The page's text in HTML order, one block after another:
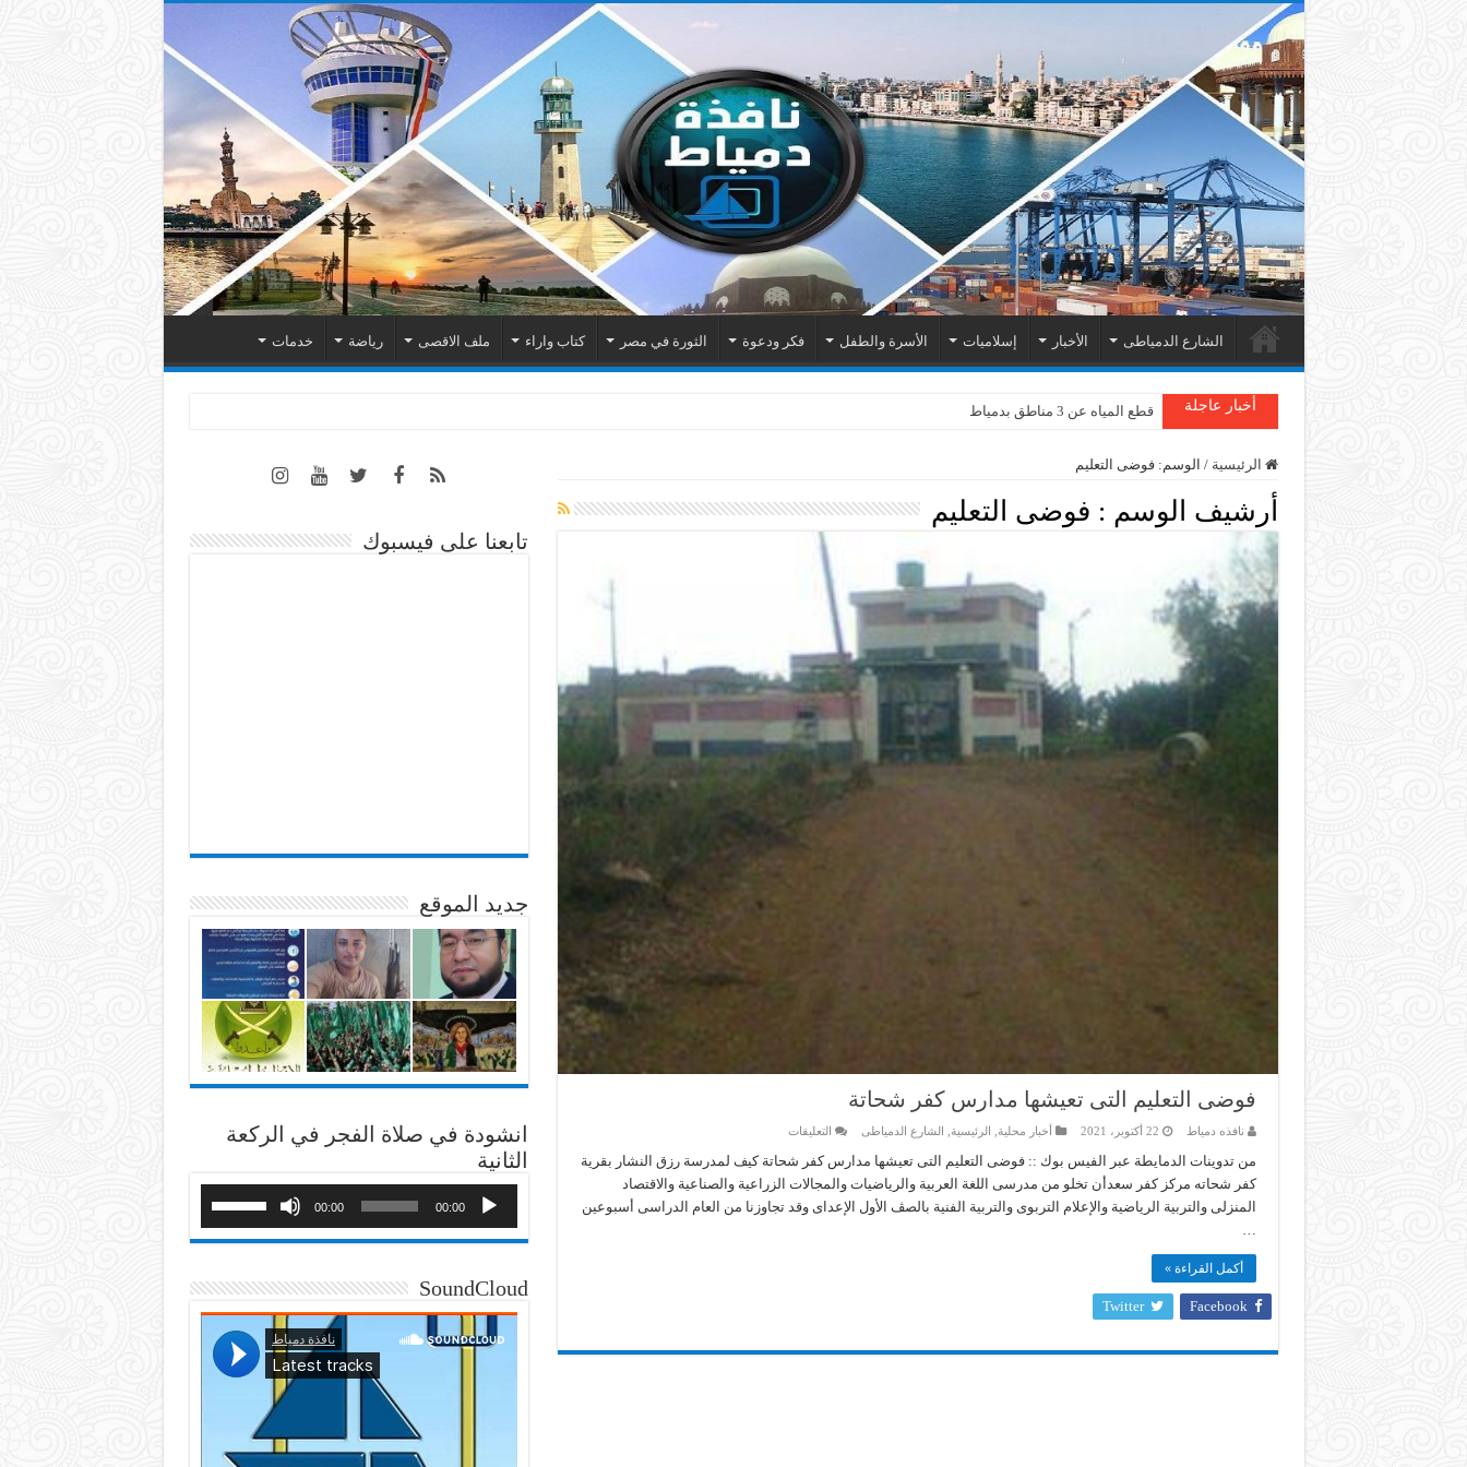
الشارع الدمياطى الأخبار إسلاميات الأسرة والطفل فكر ودعوة الثورة في مصر كتاب واراء ملف الاقصى رياضة خدمات
أخبار عاجلة قطع المياه عن 3 مناطق بدمياط
الرئيسية / الوسم:فوضى التعليم
أرشيف الوسم : فوضى التعليم
فوضى التعليم التى تعيشها مدارس كفر شحاتة
نافذه دمياط 22 أكتوبر، 2021 أخبار محلية الرئيسية الشارع الدمياطى التعليقات
التعليم
تعيشها
مدارس
كفر
من تدوينات الدمايطة عبر الفيس بوك :: فوضى التعليم التى تعيشها مدارس كفر شحاتة كيف لمدرسة رزق النشار بقرية
كفر شحاته مركز كفر سعدأن تخلو من مدرسى اللغة العربية والرياضيات والمجالات الزراعية والصناعية والاقتصاد
المنزلى والتربية الرياضية والإعلام التربوى والتربية الفنية بالصڤ الأول الإعداى وقد تجاوزنا من العام الدراسى أسبوعين
أكمل القراءة »
Facebook
Twitter
تابعنا على فيسبوك
جديد الموقع
انشودة في صلاة الفجر في الركعة
الثانية
00:00
00:00
SoundCloud